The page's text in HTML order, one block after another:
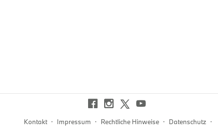
Kontakt · Impressum · Rechtliche Hinweise · Datenschutz ·